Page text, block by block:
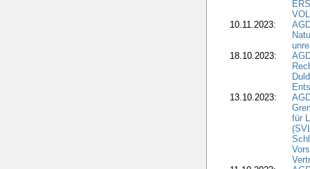
10.11.2023:
18.10.2023:
13.10.2023:
für